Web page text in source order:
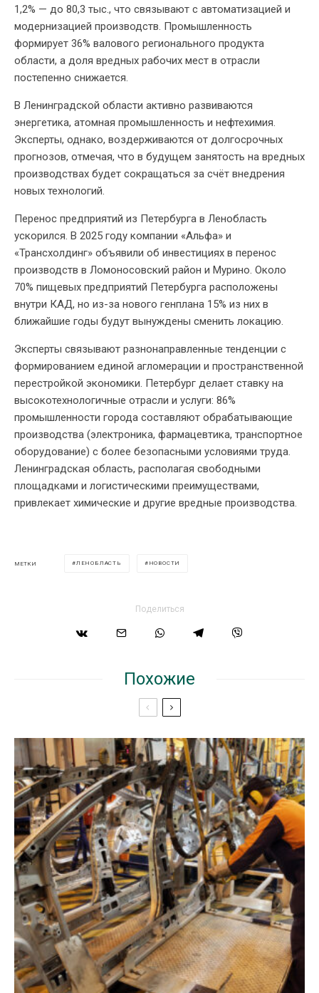
1,2% — до 80,3 тыс., что связывают с автоматизацией и
модернизацией производств. Промышленность
формирует 36% валового регионального продукта
области, а доля вредных рабочих мест в отрасли
постепенно снижается.
В Ленинградской области активно развиваются
энергетика, атомная промышленность и нефтехимия.
Эксперты, однако, воздерживаются от долгосрочных
прогнозов, отмечая, что в будущем занятость на вредных
производствах будет сокращаться за счёт внедрения
новых технологий.
Перенос предприятий из Петербурга в Ленобласть
ускорился. В 2025 году компании «Альфа» и
«Трансхолдинг» объявили об инвестициях в перенос
производств в Ломоносовский район и Мурино. Около
70% пищевых предприятий Петербурга расположены
внутри КАД, но из-за нового генплана 15% из них в
ближайшие годы будут вынуждены сменить локацию.
Эксперты связывают разнонаправленные тенденции с
формированием единой агломерации и пространственной
перестройкой экономики. Петербург делает ставку на
высокотехнологичные отрасли и услуги: 86%
промышленности города составляют обрабатывающие
производства (электроника, фармацевтика, транспортное
оборудование) с более безопасными условиями труда.
Ленинградская область, располагая свободными
площадками и логистическими преимуществами,
привлекает химические и другие вредные производства.
МЕТКИ ЛЕНОБЛАСТЬ НОВОСТИ
Поделиться
Похожие